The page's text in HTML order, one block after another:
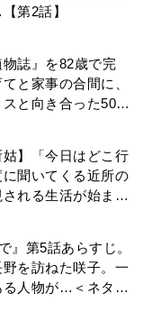
誌』を82歳で完
と向き合った50
】「今日はどこ行
れる生活が始ま
』第5話あらすじ。
る人物が…＜ネタバ
らすじ。りんと直